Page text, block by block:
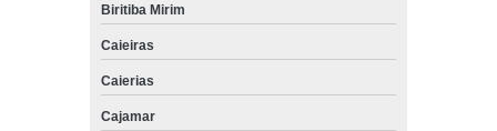
Biritiba Mirim
Caieiras
Caierias
Cajamar